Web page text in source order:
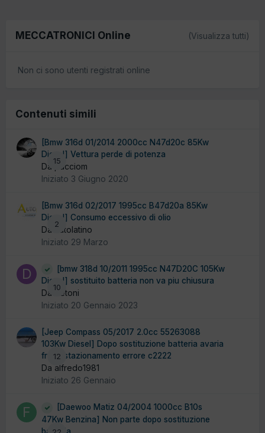
MECCATRONICI Online (Visualizza tutti)
Non ci sono utenti registrati online
Contenuti simili
15
[Bmw 316d 01/2014 2000cc N47d20c 85Kw
Diesel] Vettura perde di potenza
Da pucciom
Iniziato 3 Giugno 2020
2
[Bmw 316d 02/2017 1995cc B47d20a 85Kw
Diesel] Consumo eccessivo di olio
Da autolatino
Iniziato 29 Marzo
10
[bmw 318d 10/2011 1995cc N47D20C 105Kw
Diesel] sostituito batteria non va piu chiusura
Da detoni
Iniziato 20 Gennaio 2023
12
[Jeep Compass 05/2017 2.0cc 55263088
103Kw Diesel] Dopo sostituzione batteria avaria
freno stazionamento errore c2222
Da alfredo1981
Iniziato 26 Gennaio
[Daewoo Matiz 04/2004 1000cc B10s
47Kw Benzina] Non parte dopo sostituzione